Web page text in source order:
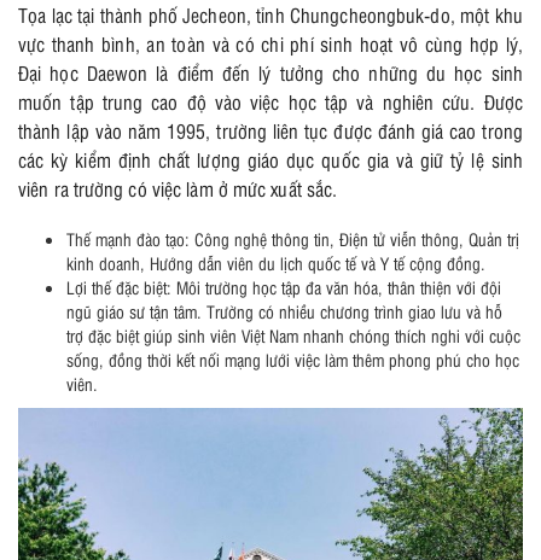
Tọa lạc tại thành phố Jecheon, tỉnh Chungcheongbuk-do, một khu
vực thanh bình, an toàn và có chi phí sinh hoạt vô cùng hợp lý,
Đại học Daewon là điểm đến lý tưởng cho những du học sinh
muốn tập trung cao độ vào việc học tập và nghiên cứu. Được
thành lập vào năm 1995, trường liên tục được đánh giá cao trong
các kỳ kiểm định chất lượng giáo dục quốc gia và giữ tỷ lệ sinh
viên ra trường có việc làm ở mức xuất sắc.
Thế mạnh đào tạo: Công nghệ thông tin, Điện tử viễn thông, Quản trị
kinh doanh, Hướng dẫn viên du lịch quốc tế và Y tế cộng đồng.
Lợi thế đặc biệt: Môi trường học tập đa văn hóa, thân thiện với đội
ngũ giáo sư tận tâm. Trường có nhiều chương trình giao lưu và hỗ
trợ đặc biệt giúp sinh viên Việt Nam nhanh chóng thích nghi với cuộc
sống, đồng thời kết nối mạng lưới việc làm thêm phong phú cho học
viên.